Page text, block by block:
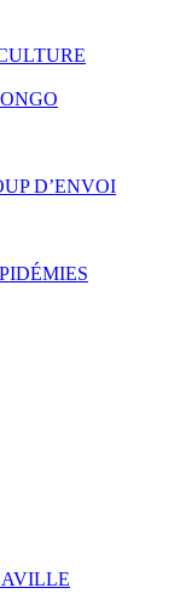
D’ENVOI